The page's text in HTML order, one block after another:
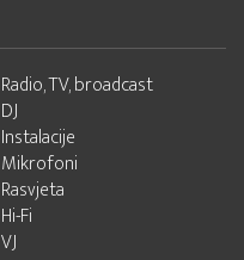
Radio, TV, broadcast
DJ
Instalacije
Mikrofoni
Rasvjeta
Hi-Fi
VJ